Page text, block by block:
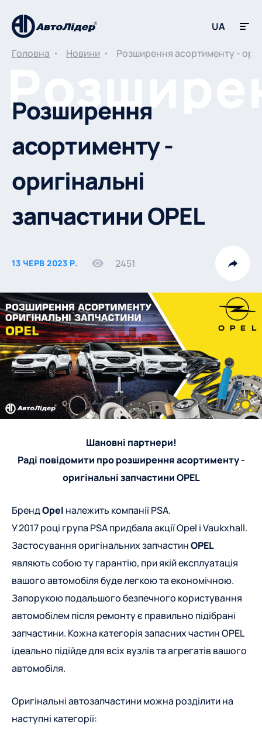
UA
Головна Новини Розширення асортименту -
Розширення
асортименту -
оригінальні
запчастини OPEL
13 ЧЕРВ 2023 Р. 2451
Шановні партнери!
Раді повідомити про розширення асортименту -
оригінальні запчастини OPEL
БрендOpel належить компанії PSA.
У 2017 році група PSA придбала акції Opel і Vaukxhall.
Застосування оригінальних запчастинOPEL
являють собою ту гарантію, при якій експлуатація
вашого автомобіля буде легкою та економічною.
Запорукою подальшого безпечного користування
автомобілем після ремонту є правильно підібрані
запчастини. Кожна категорія запасних частин OPEL
ідеально підійде для всіх вузлів та агрегатів вашого
автомобіля.
Оригінальні автозапчастини можна розділити на
наступні категорії: